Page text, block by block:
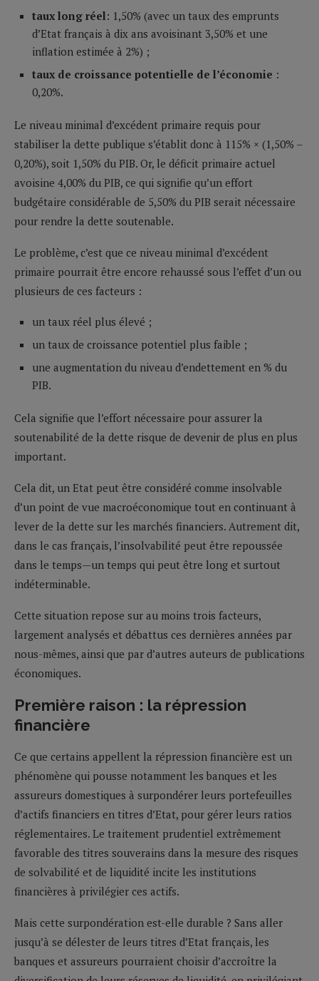
taux long réel: 1,50% (avec un taux des emprunts
d’Etat français à dix ans avoisinant 3,50% et une
inflation estimée à 2%) ;
taux de croissance potentielle de l’économie :
0,20%.
Le niveau minimal d’excédent primaire requis pour
stabiliser la dette publique s’établit donc à 115% × (1,50% –
0,20%), soit 1,50% du PIB. Or, le déficit primaire actuel
avoisine 4,00% du PIB, ce qui signifie qu’un effort
budgétaire considérable de 5,50% du PIB serait nécessaire
pour rendre la dette soutenable.
Le problème, c’est que ce niveau minimal d’excédent
primaire pourrait être encore rehaussé sous l’effet d’un ou
plusieurs de ces facteurs :
un taux réel plus élevé ;
un taux de croissance potentiel plus faible ;
une augmentation du niveau d’endettement en % du
PIB.
Cela signifie que l’effort nécessaire pour assurer la
soutenabilité de la dette risque de devenir de plus en plus
important.
Cela dit, un Etat peut être considéré comme insolvable
d’un point de vue macroéconomique tout en continuant à
lever de la dette sur les marchés financiers. Autrement dit,
dans le cas français, l’insolvabilité peut être repoussée
dans le temps—un temps qui peut être long et surtout
indéterminable.
Cette situation repose sur au moins trois facteurs,
largement analysés et débattus ces dernières années par
nous-mêmes, ainsi que par d’autres auteurs de publications
économiques.
Première raison : la répression
financière
Ce que certains appellent la répression financière est un
phénomène qui pousse notamment les banques et les
assureurs domestiques à surpondérer leurs portefeuilles
d’actifs financiers en titres d’Etat, pour gérer leurs ratios
réglementaires. Le traitement prudentiel extrêmement
favorable des titres souverains dans la mesure des risques
de solvabilité et de liquidité incite les institutions
financières à privilégier ces actifs.
Mais cette surpondération est-elle durable ? Sans aller
jusqu’à se délester de leurs titres d’Etat français, les
banques et assureurs pourraient choisir d’accroître la